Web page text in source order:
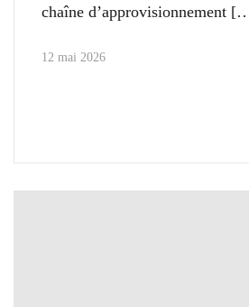
chaîne d’approvisionnement
12 mai 2026